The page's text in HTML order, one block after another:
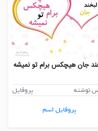
جان هیچکس برام تو نمیشه
نوشته
پروفایل
پروفایل اسم